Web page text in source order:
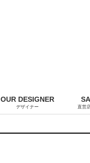
OUR DESIGNER
デザイナー 直営